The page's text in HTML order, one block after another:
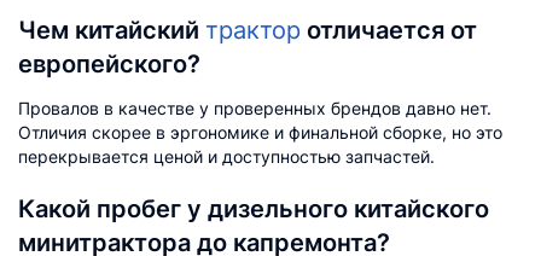
Чем китайский трактор отличается от
европейского?
Провалов в качестве у проверенных брендов давно нет.
Отличия скорее в эргономике и финальной сборке, но это
перекрывается ценой и доступностью запчастей.
Какой пробег у дизельного китайского
минитрактора до капремонта?